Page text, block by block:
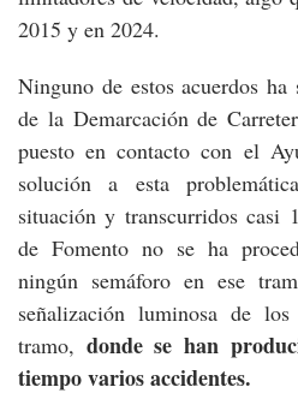
2015 y en 2024.
Ninguno de estos acuerdos
de la Demarcación de
puesto en contacto con el
solución a esta
situación y transcurridos casi
de Fomento no se ha
ningún semáforo en ese
señalización luminosa de
tramo, donde se han
tiempo varios accidentes.